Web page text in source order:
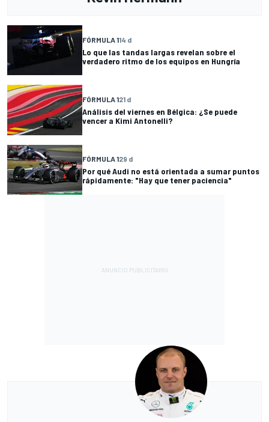
FÓRMULA 114 d
Lo que las tandas largas revelan sobre el
verdadero ritmo de los equipos en Hungría
FÓRMULA 121 d
Análisis del viernes en Bélgica: ¿Se puede
vencer a Kimi Antonelli?
FÓRMULA 129 d
Por qué Audi no está orientada a sumar puntos
rápidamente: "Hay que tener paciencia"